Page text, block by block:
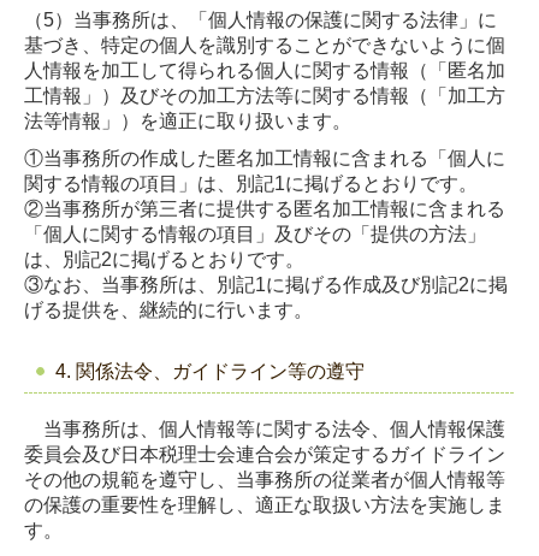
（5）当事務所は、「個人情報の保護に関する法律」に
基づき、特定の個人を識別することができないように個
人情報を加工して得られる個人に関する情報（「匿名加
工情報」）及びその加工方法等に関する情報（「加工方
法等情報」）を適正に取り扱います。
①当事務所の作成した匿名加工情報に含まれる「個人に
関する情報の項目」は、別記1に掲げるとおりです。
②当事務所が第三者に提供する匿名加工情報に含まれる
「個人に関する情報の項目」及びその「提供の方法」
は、別記2に掲げるとおりです。
③なお、当事務所は、別記1に掲げる作成及び別記2に掲
げる提供を、継続的に行います。
4. 関係法令、ガイドライン等の遵守
当事務所は、個人情報等に関する法令、個人情報保護
委員会及び日本税理士会連合会が策定するガイドライン
その他の規範を遵守し、当事務所の従業者が個人情報等
の保護の重要性を理解し、適正な取扱い方法を実施しま
す。